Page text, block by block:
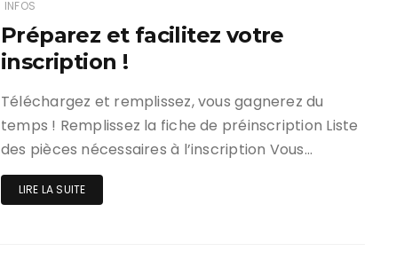
INFOS
Préparez et facilitez votre
inscription !
Téléchargez et remplissez, vous gagnerez du
temps ! Remplissez la fiche de préinscription Liste
des pièces nécessaires à l’inscription Vous…
LIRE LA SUITE